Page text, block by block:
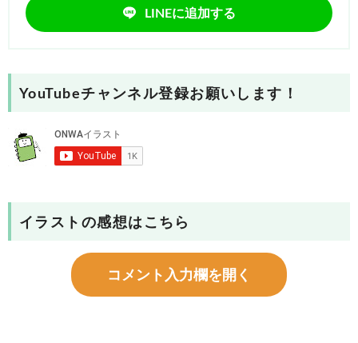
LINEに追加する
YouTubeチャンネル登録お願いします！
イラストの感想はこちら
コメント入力欄を開く